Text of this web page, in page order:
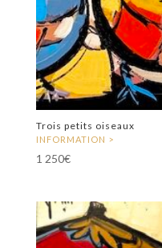
Trois petits oiseaux
1 250€